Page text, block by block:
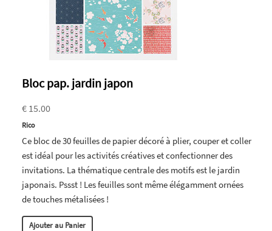
Bloc pap. jardin japon
€ 15.00
Rico
Ce bloc de 30 feuilles de papier décoré à plier, couper et coller
est idéal pour les activités créatives et confectionner des
invitations. La thématique centrale des motifs est le jardin
japonais. Pssst ! Les feuilles sont même élégamment ornées
de touches métalisées !
Ajouter au Panier